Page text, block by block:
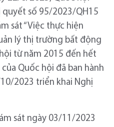
quyết số 95/2023/QH15
sát “Việc thực hiện
lý thị trường bất động
từ năm 2015 đến hết
Quốc hội đã ban hành
2023 triển khai Nghị
sát ngày 03/11/2023